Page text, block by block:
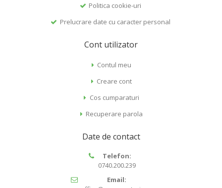
Politica cookie-uri
Prelucrare date cu caracter personal
Cont utilizator
Contul meu
Creare cont
Cos cumparaturi
Recuperare parola
Date de contact
Telefon:
0740.200.239
Email: